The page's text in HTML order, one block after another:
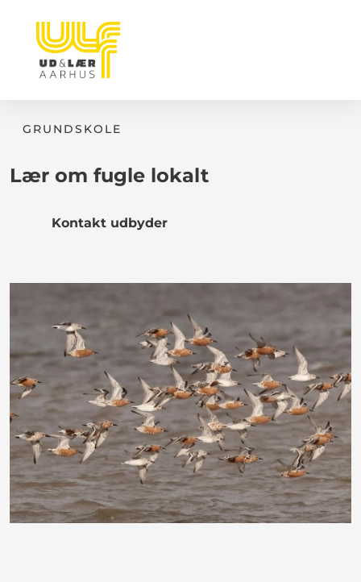
GRUNDSKOLE
Lær om fugle lokalt
Kontakt udbyder